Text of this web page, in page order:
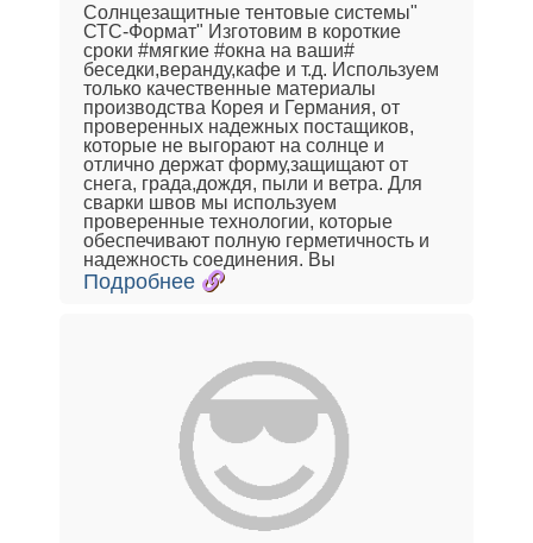
Солнцезащитные тентовые системы"
СТС-Формат" Изготовим в короткие
сроки #мягкие #окна на ваши#
беседки,веранду,кафе и т.д. Используем
только качественные материалы
производства Корея и Германия, от
проверенных надежных постащиков,
которые не выгорают на солнце и
отлично держат форму,защищают от
снега, града,дождя, пыли и ветра. Для
сварки швов мы используем
проверенные технологии, которые
обеспечивают полную герметичность и
надежность соединения. Вы
Подробнее